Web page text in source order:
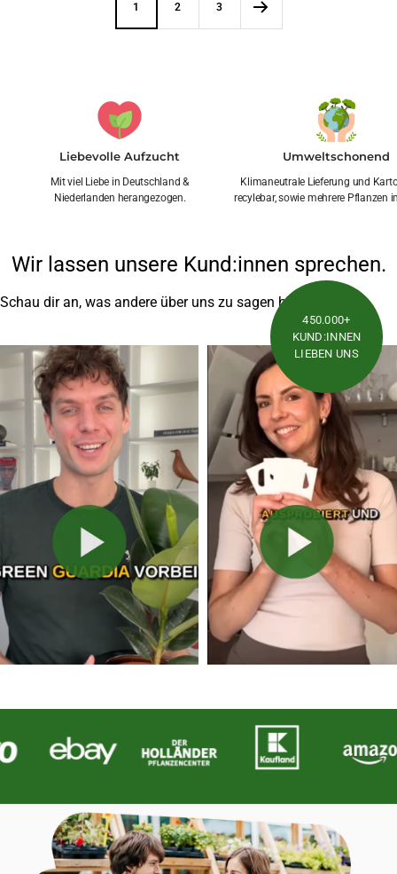
1 2 3
Liebevolle Aufzucht
Mit viel Liebe in Deutschland &
Niederlanden herangezogen.
Umweltschonend
Klimaneutrale Lieferung und
recylebar, sowie mehrere Pflanzen
Wir lassen unsere Kund:innen sprechen.
Schau dir an, was andere über uns zu sagen haben
450.000+
KUND:INNEN
LIEBEN UNS